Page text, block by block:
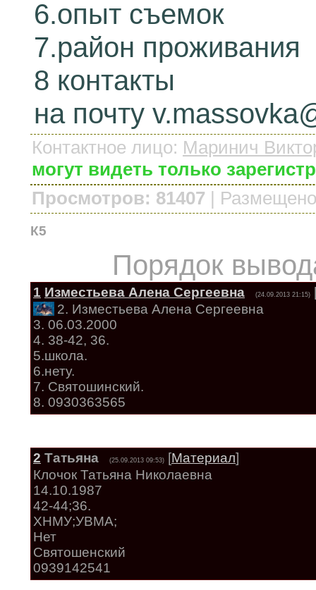
6.опыт съемок
7.район проживания
8 контакты
на почту
Контактное лицо: Маринич
могут видеть только
Просмотров: 81407 |
К5
Порядок
1 Изместьева Алена Сергеевна (24.09.2013 21:15)
2. Изместьева Алена Сергеевна
3. 06.03.2000
4. 38-42, 36.
5.школа.
6.нету.
7. Святошинский.
8. 0930363565
2 Татьяна (25.09.2013 09:53) [Материал]
Клочок Татьяна Николаевна
14.10.1987
42-44;36.
ХНМУ;УВМА;
Нет
Святошенский
0939142541